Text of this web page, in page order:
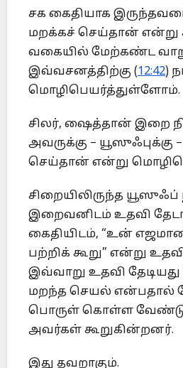
சக கைதியாக
மறக்கச் செய்தான் என்று
வகையில் மேற்கண்ட
இவ்வசனத்திற்கு (12:42)
மொழிபெயர்த்துள்ளோம்.
சிலர், ஷைத்தான் இறை
அவருக்கு – யூஸுஃபுக்கு
செய்தான் என்று
சிறையிலிருந்த யூஸுஃப்
இறைவனிடம் உதவி
கைதியிடம், “உன்
பற்றிக் கூறு” என்று
இவ்வாறு உதவி
மறந்த செயல் என்பதால்
பொருள் கொள்ள
அவர்கள் கூறுகின்றனர்.
இது தவறாகும்.